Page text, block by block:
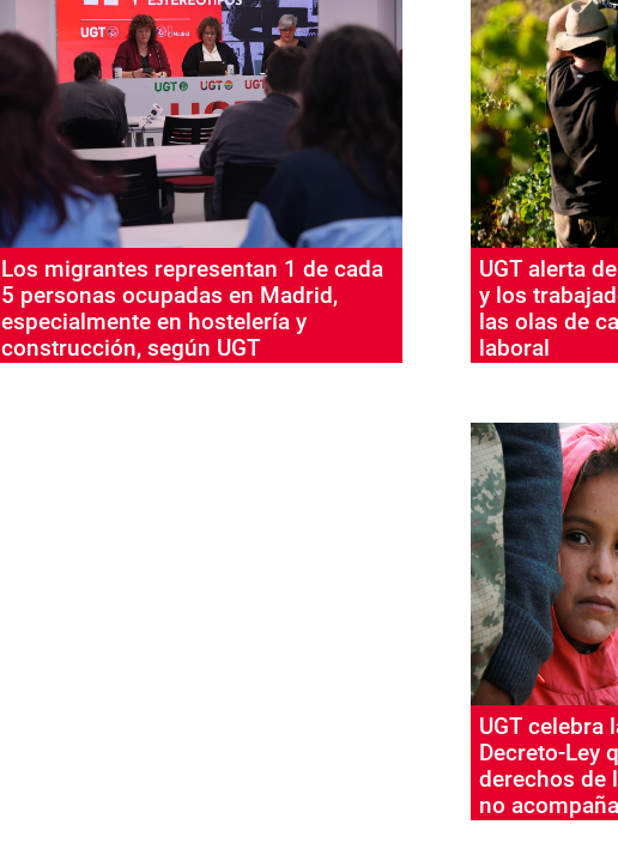
Los migrantes representan 1 de cada
5 personas ocupadas en Madrid,
especialmente en hostelería y
construcción, según UGT
UGT alerta
y los
las olas de
laboral
UGT celebra
Decreto-Ley
derechos de
no